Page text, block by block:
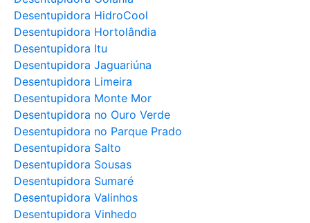
Desentupidora HidroCool
Desentupidora Hortolândia
Desentupidora Itu
Desentupidora Jaguariúna
Desentupidora Limeira
Desentupidora Monte Mor
Desentupidora no Ouro Verde
Desentupidora no Parque Prado
Desentupidora Salto
Desentupidora Sousas
Desentupidora Sumaré
Desentupidora Valinhos
Desentupidora Vinhedo